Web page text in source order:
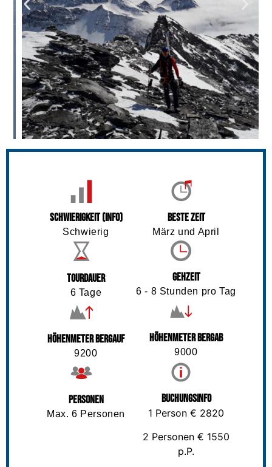
Schwierigkeit (info)
Schwierig
Beste Zeit
März und April
Tourdauer
6 Tage
Gehzeit
6 - 8 Stunden pro Tag
Höhenmeter Bergauf
9200
Höhenmeter Bergab
9000
Personen
Max. 6 Personen
Buchungsinfo
1 Person € 2820
2 Personen € 1550
p.P.